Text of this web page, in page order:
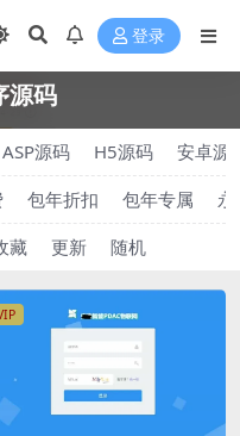
登录
源码
ASP源码 H5源码
安卓源
包年折扣 包年专属
藏 更新 随机